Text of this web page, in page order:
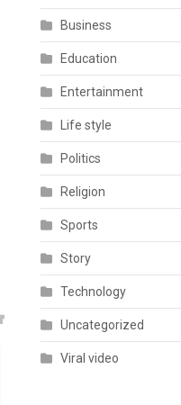
Business
Education
Entertainment
Life style
Politics
Religion
Sports
Story
Technology
Uncategorized
Viral video